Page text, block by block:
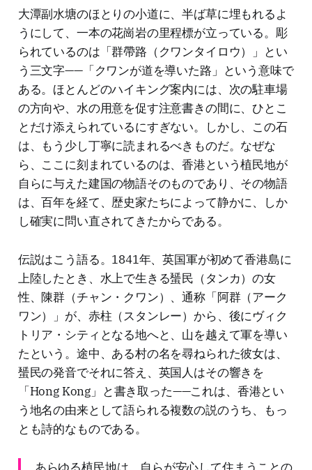
大潭副水塘のほとりの小道に、半ば草に埋もれるよ
うにして、一本の花崗岩の里程標が立っている。彫
られているのは「群帶路（クワンタイロウ）」とい
う三文字——「クワンが道を導いた路」という意味で
ある。ほとんどのハイキング案内には、次の駐車場
の方向や、水の用意を促す注意書きの間に、ひとこ
とだけ添えられているにすぎない。しかし、この石
は、もう少し丁寧に読まれるべきものだ。なぜな
ら、ここに刻まれているのは、香港という植民地が
自らに与えた建国の物語そのものであり、その物語
は、百年を経て、歴史家たちによって静かに、しか
し確実に問い直されてきたからである。
伝説はこう語る。1841年、英国軍が初めて香港島に
上陸したとき、水上で生きる蜑民（タンカ）の女
性、陳群（チャン・クワン）、通称「阿群（アーク
ワン）」が、赤柱（スタンレー）から、後にヴィク
トリア・シティとなる地へと、山を越えて軍を導い
たという。途中、ある村の名を尋ねられた彼女は、
蜑民の発音でそれに答え、英国人はその響きを
「Hong Kong」と書き取った——これは、香港とい
う地名の由来として語られる複数の説のうち、もっ
とも詩的なものである。